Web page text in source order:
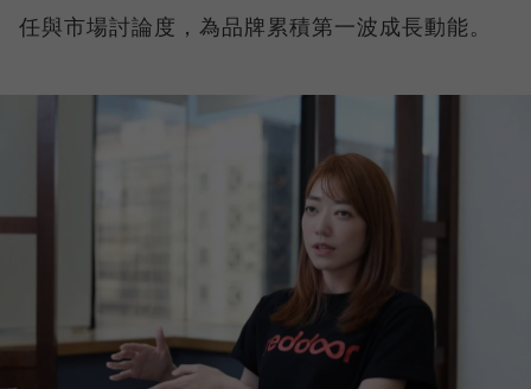
任與市場討論度，為品牌累積第一波成長動能。